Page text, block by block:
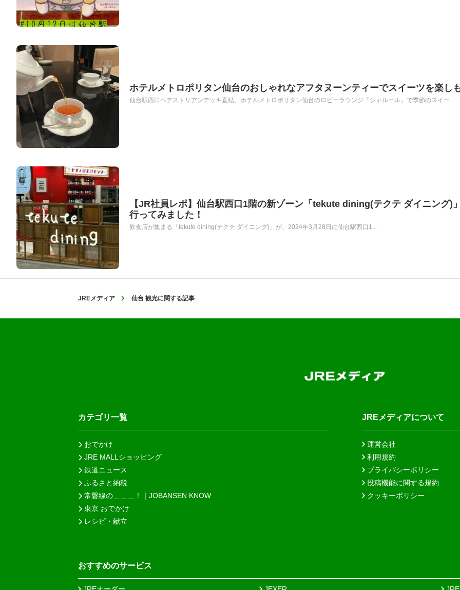
ホテルメトロポリタン仙台のおしゃれなアフタヌーンティーでスイーツを楽し
仙台駅西口ペデストリアンデッキ直結、ホテルメトロポリタン仙台のロビーラウンジ「シャルール」で季節のスイー...
【JR社員レポ】仙台駅西口1階の新ゾーン「tekute dining(テクテ ダイニング)
行ってみました！
飲食店が集まる「tekute dining(テクテ ダイニング)」が、2024年3月28日に仙台駅西口1...
JREメディア 仙台 観光に関する記事
カテゴリ一覧
おでかけ
JRE MALLショッピング
鉄道ニュース
ふるさと納税
常磐線の＿＿＿！｜JOBANSEN KNOW
東京 おでかけ
レシピ・献立
JREメディアについて
運営会社
利用規約
プライバシーポリシー
投稿機能に関する規約
クッキーポリシー
おすすめのサービス